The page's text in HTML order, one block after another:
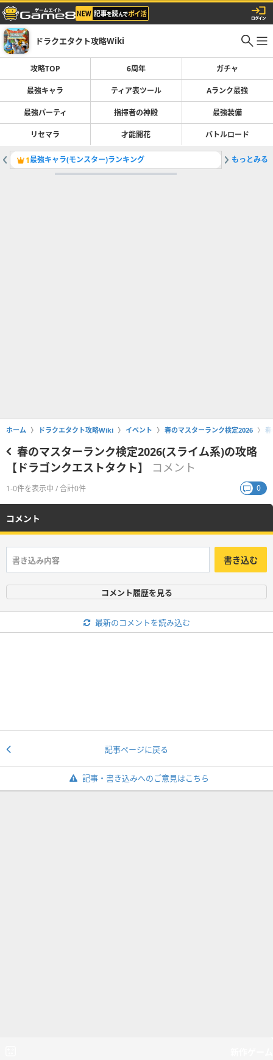
ドラクエタクト攻略Wiki
攻略TOP 6周年 ガチャ
最強キャラ ティア表ツール Aランク最強
最強パーティ 指揮者の神殿 最強装備
リセマラ 才能開花 バトルロード
1最強キャラ(モンスター)ランキング 2異形の
もっとみる
ホーム ドラクエタクト攻略Wiki イベント 春のマスターランク検定2026
春のマスターランク検定2026(スライム系)の攻略
【ドラゴンクエストタクト】
コメント
1-0件を表示中 / 合計0件 0
コメント
書き込む
コメント履歴を見る
最新のコメントを読み込む
記事ページに戻る
記事・書き込みへのご意見はこちら